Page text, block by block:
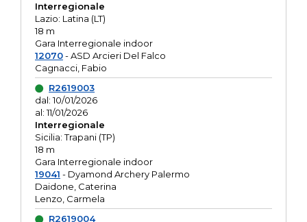
Interregionale
Lazio: Latina (LT)
18 m
Gara Interregionale indoor
12070- ASD Arcieri Del Falco
Cagnacci, Fabio
R2619003
dal: 10/01/2026
al: 11/01/2026
Interregionale
Sicilia: Trapani (TP)
18 m
Gara Interregionale indoor
19041 - Dyamond Archery Palermo
Daidone, Caterina
Lenzo, Carmela
R2619004